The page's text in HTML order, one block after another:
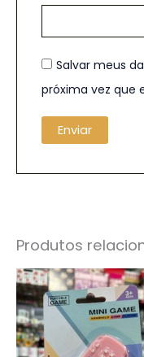
Salvar meus
próxima vez que
Produtos